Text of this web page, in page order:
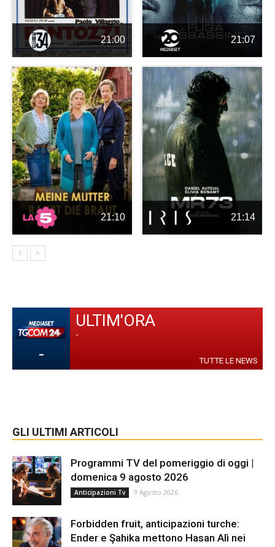
21:00 21:07
21:10 21:14
-
ULTIM'ORA
-
TUTTE LE NEWS
GLI ULTIMI ARTICOLI
Programmi TV del pomeriggio di oggi |
domenica 9 agosto 2026
Anticipazioni Tv 9 Agosto 2026
Forbidden fruit, anticipazioni turche:
Ender e Şahika mettono Hasan Alì nei